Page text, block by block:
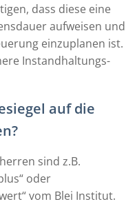
dass diese eine
aufweisen und
einzuplanen ist.
Instandhaltungs-
auf die
sind z.B.
oder
vom Blei Institut.